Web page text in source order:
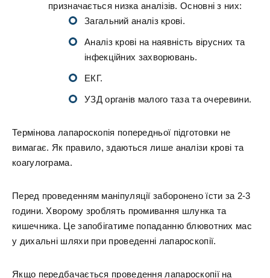
призначається низка аналізів. Основні з них:
Загальний аналіз крові.
Аналіз крові на наявність вірусних та
інфекційних захворювань.
ЕКГ.
УЗД органів малого таза та очеревини.
Термінова лапароскопія попередньої підготовки не
вимагає. Як правило, здаються лише аналізи крові та
коагулограма.
Перед проведенням маніпуляції заборонено їсти за 2-3
години. Хворому зроблять промивання шлунка та
кишечника. Це запобігатиме попаданню блювотних мас
у дихальні шляхи при проведенні лапароскопії.
Якщо передбачається проведення лапароскопії на